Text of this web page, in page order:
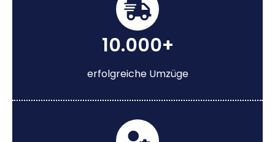
10.000+
erfolgreiche Umzüge